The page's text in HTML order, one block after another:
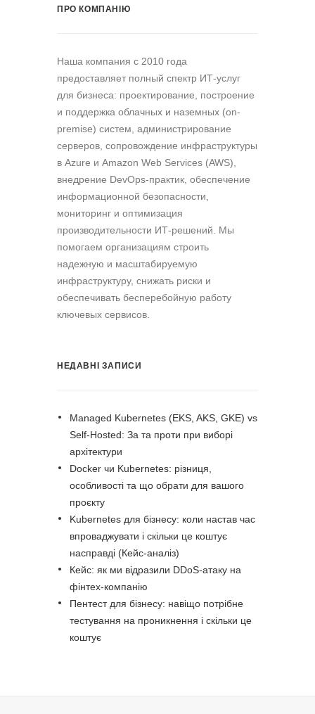
ПРО КОМПАНІЮ
Наша компания c 2010 года
предоставляет полный спектр ИТ-услуг
для бизнеса: проектирование, построение
и поддержка облачных и наземных (on-
premise) систем, администрирование
серверов, сопровождение инфраструктуры
в Azure и Amazon Web Services (AWS),
внедрение DevOps-практик, обеспечение
информационной безопасности,
мониторинг и оптимизация
производительности ИТ-решений. Мы
помогаем организациям строить
надежную и масштабируемую
инфраструктуру, снижать риски и
обеспечивать бесперебойную работу
ключевых сервисов.
НЕДАВНІ ЗАПИСИ
Managed Kubernetes (EKS, AKS, GKE) vs
Self-Hosted: За та проти при виборі
архітектури
Docker чи Kubernetes: різниця,
особливості та що обрати для вашого
проєкту
Kubernetes для бізнесу: коли настав час
впроваджувати і скільки це коштує
насправді (Кейс-аналіз)
Кейс: як ми відразили DDoS-атаку на
фінтех-компанію
Пентест для бізнесу: навіщо потрібне
тестування на проникнення і скільки це
коштує